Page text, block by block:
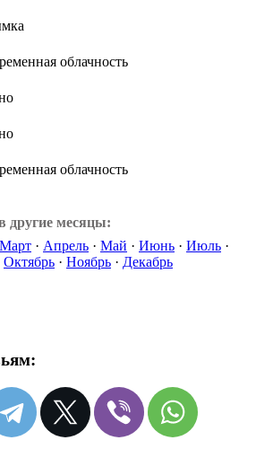
облачность
облачность
другие месяцы:
Март · Апрель · Май · Июнь · Июль ·
Октябрь · Ноябрь · Декабрь